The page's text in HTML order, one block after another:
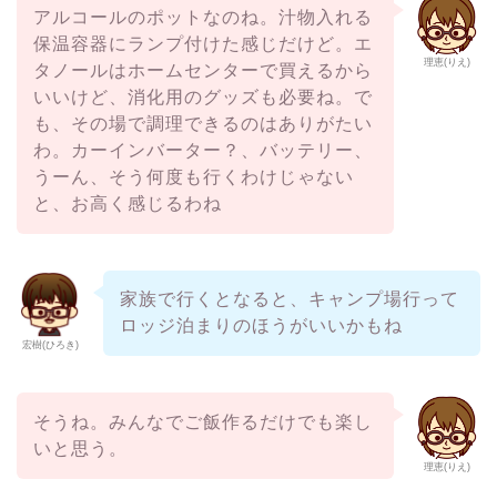
理恵(りえ)
アルコールのポットなのね。汁物入れる
保温容器にランプ付けた感じだけど。エ
タノールはホームセンターで買えるから
いいけど、消化用のグッズも必要ね。で
も、その場で調理できるのはありがたい
わ。カーインバーター？、バッテリー、
うーん、そう何度も行くわけじゃない
と、お高く感じるわね
宏樹(ひろき)
家族で行くとなると、キャンプ場行って
ロッジ泊まりのほうがいいかもね
理恵(りえ)
そうね。みんなでご飯作るだけでも楽し
いと思う。